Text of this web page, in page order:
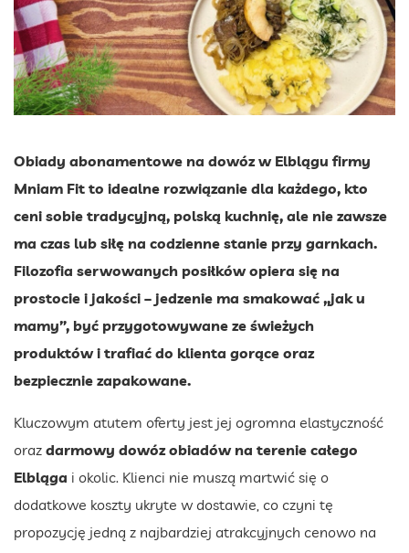
Obiady abonamentowe na dowóz w Elblągu firmy
Mniam Fit to idealne rozwiązanie dla każdego, kto
ceni sobie tradycyjną, polską kuchnię, ale nie zawsze
ma czas lub siłę na codzienne stanie przy garnkach.
Filozofia serwowanych posiłków opiera się na
prostocie i jakości – jedzenie ma smakować „jak u
mamy”, być przygotowywane ze świeżych
produktów i trafiać do klienta gorące oraz
bezpiecznie zapakowane.
Kluczowym atutem oferty jest jej ogromna elastyczność
oraz darmowy dowóz obiadów na terenie całego
Elbląga i okolic. Klienci nie muszą martwić się o
dodatkowe koszty ukryte w dostawie, co czyni tę
propozycję jedną z najbardziej atrakcyjnych cenowo na